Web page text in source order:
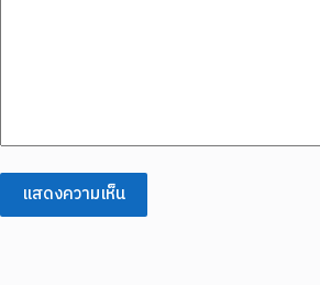
แสดงความเห็น